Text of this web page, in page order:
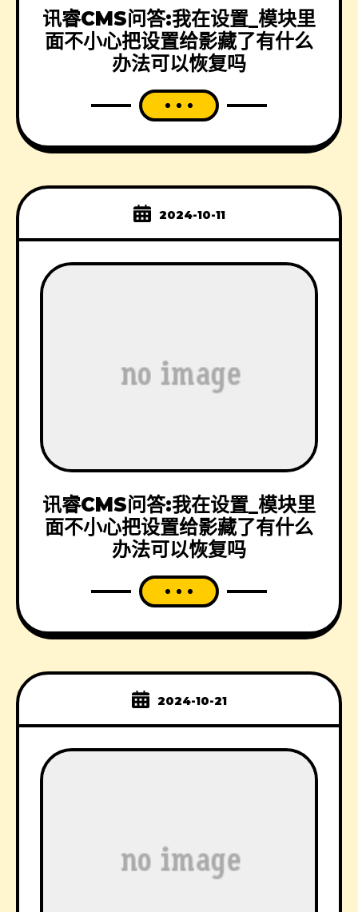
讯睿CMS问答:我在设置_模块里
面不小心把设置给影藏了有什么
办法可以恢复吗
2024-10-11
讯睿CMS问答:我在设置_模块里
面不小心把设置给影藏了有什么
办法可以恢复吗
2024-10-21